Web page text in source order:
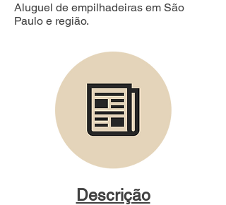
Aluguel de empilhadeiras em São
Paulo e região.
Descrição